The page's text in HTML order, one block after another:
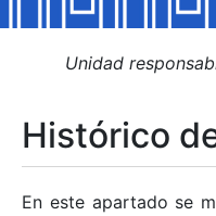
Mostrar/Ocultar
Mostrar/Ocultar
Unidad
Histórico
En este apartado se